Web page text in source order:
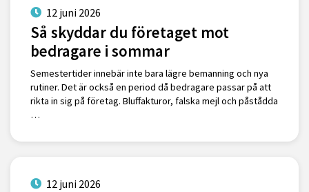
12 juni 2026
Så skyddar du företaget mot
bedragare i sommar
Semestertider innebär inte bara lägre bemanning och nya
rutiner. Det är också en period då bedragare passar på att
rikta in sig på företag. Bluffakturor, falska mejl och påstådda
…
12 juni 2026